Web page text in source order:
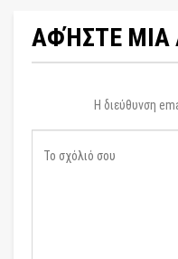
ΑΦΉΣΤΕ
Η διεύθυνση